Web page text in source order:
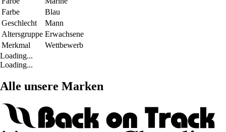
Farbe
Blau
Geschlecht
Mann
Altersgruppe Erwachsene
Merkmal
Wettbewerb
Loading...
Loading...
Alle unsere Marken